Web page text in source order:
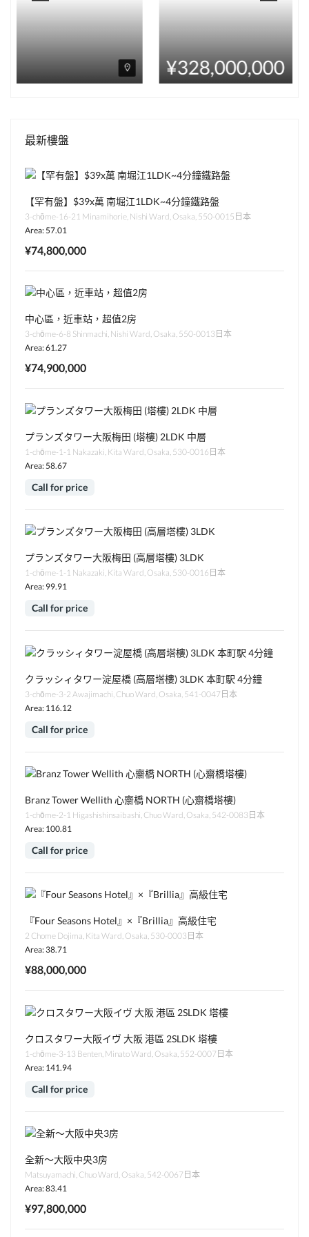
¥328,000,000
最新樓盤
【罕有盤】$39x萬 南堀江1LDK~4分鐘鐵路盤
3-chōme-16-21 Minamihorie, Nishi Ward, Osaka, 550-0015日本
Area: 57.01
¥74,800,000
中心區，近車站，超值2房
3-chōme-6-8 Shinmachi, Nishi Ward, Osaka, 550-0013日本
Area: 61.27
¥74,900,000
プランズタワー大阪梅田 (塔樓) 2LDK 中層
1-chōme-1-1 Nakazaki, Kita Ward, Osaka, 530-0016日本
Area: 58.67
Call for price
プランズタワー大阪梅田 (高層塔樓) 3LDK
1-chōme-1-1 Nakazaki, Kita Ward, Osaka, 530-0016日本
Area: 99.91
Call for price
クラッシィタワー淀屋橋 (高層塔樓) 3LDK 本町駅 4分鐘
3-chōme-3-2 Awajimachi, Chuo Ward, Osaka, 541-0047日本
Area: 116.12
Call for price
Branz Tower Wellith 心齋橋 NORTH (心齋橋塔樓)
1-chōme-2-1 Higashishinsaibashi, Chuo Ward, Osaka, 542-0083日本
Area: 100.81
Call for price
『Four Seasons Hotel』×『Brillia』高級住宅
2 Chome Dojima, Kita Ward, Osaka, 530-0003日本
Area: 38.71
¥88,000,000
クロスタワー大阪イヴ 大阪 港區 2SLDK 塔樓
1-chōme-3-13 Benten, Minato Ward, Osaka, 552-0007日本
Area: 141.94
Call for price
全新～大阪中央3房
Matsuyamachi, Chuo Ward, Osaka, 542-0067日本
Area: 83.41
¥97,800,000